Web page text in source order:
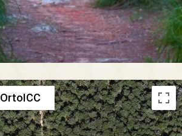
OrtoICC